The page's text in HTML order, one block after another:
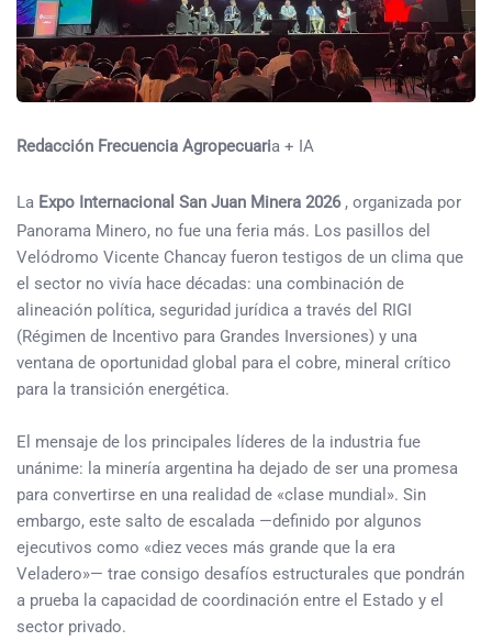
Redacción Frecuencia Agropecuaria + IA
La Expo Internacional San Juan Minera 2026, organizada por
Panorama Minero, no fue una feria más. Los pasillos del
Velódromo Vicente Chancay fueron testigos de un clima que
el sector no vivía hace décadas: una combinación de
alineación política, seguridad jurídica a través del RIGI
(Régimen de Incentivo para Grandes Inversiones) y una
ventana de oportunidad global para el cobre, mineral crítico
para la transición energética.
El mensaje de los principales líderes de la industria fue
unánime: la minería argentina ha dejado de ser una promesa
para convertirse en una realidad de «clase mundial». Sin
embargo, este salto de escalada —definido por algunos
ejecutivos como «diez veces más grande que la era
Veladero»— trae consigo desafíos estructurales que pondrán
a prueba la capacidad de coordinación entre el Estado y el
sector privado.